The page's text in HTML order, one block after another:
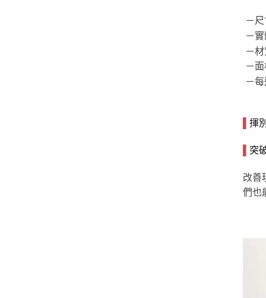
－
－
－
－
－
▌揮
▌突
改善
們也